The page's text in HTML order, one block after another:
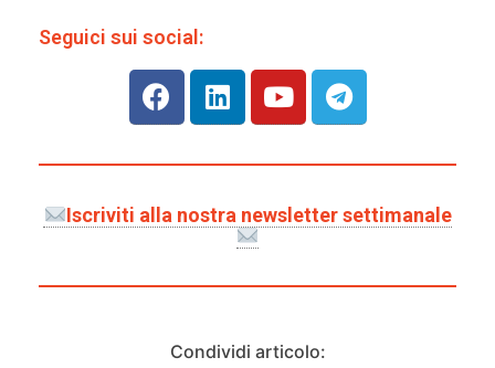
Seguici sui social:
Iscriviti alla nostra newsletter settimanale
Condividi articolo: